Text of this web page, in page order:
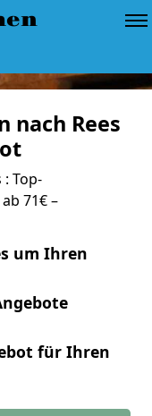
nach Rees
Top-
71€ –
um Ihren
für Ihren